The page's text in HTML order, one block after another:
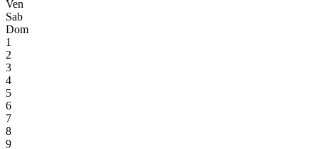
Ven
Sab
Dom
1
2
3
4
5
6
7
8
9